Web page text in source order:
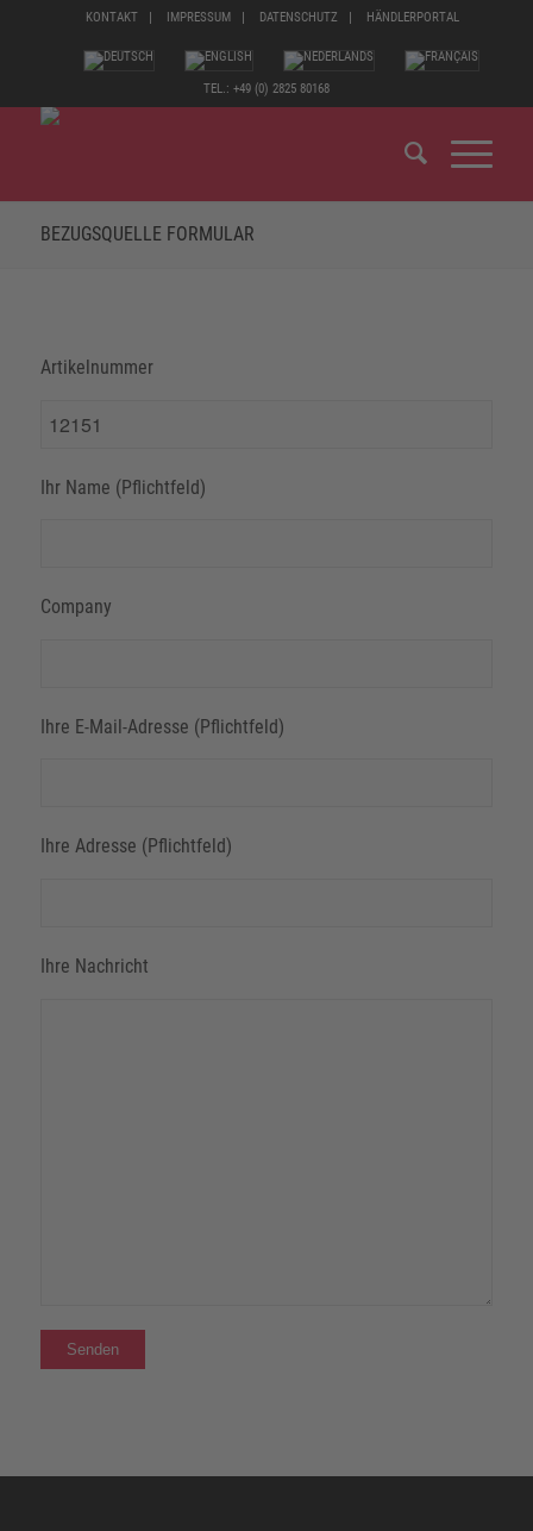
KONTAKT IMPRESSUM DATENSCHUTZ HÄNDLERPORTAL
TEL.: +49 (0) 2825 80168
BEZUGSQUELLE FORMULAR
Artikelnummer
Ihr Name (Pflichtfeld)
Company
Ihre E-Mail-Adresse (Pflichtfeld)
Ihre Adresse (Pflichtfeld)
Ihre Nachricht